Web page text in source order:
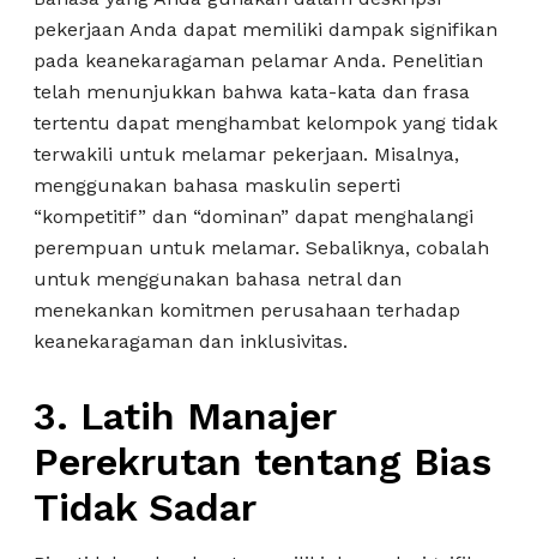
pekerjaan Anda dapat memiliki dampak signifikan
pada keanekaragaman pelamar Anda. Penelitian
telah menunjukkan bahwa kata-kata dan frasa
tertentu dapat menghambat kelompok yang tidak
terwakili untuk melamar pekerjaan. Misalnya,
menggunakan bahasa maskulin seperti
“kompetitif” dan “dominan” dapat menghalangi
perempuan untuk melamar. Sebaliknya, cobalah
untuk menggunakan bahasa netral dan
menekankan komitmen perusahaan terhadap
keanekaragaman dan inklusivitas.
3. Latih Manajer
Perekrutan tentang Bias
Tidak Sadar